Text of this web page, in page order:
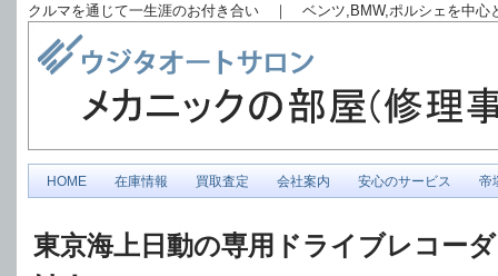
クルマを通じて一生涯のお付き合い ｜ ベンツ,BMW,ポルシェを中
HOME 在庫情報 買取査定 会社案内 安心のサービス 帝
東京海上日動の専用ドライブレコー